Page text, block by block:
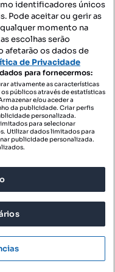
NA:
S.A.
identificadores únicos
Pode aceitar ou gerir as
momento na
escolhas serão
afetarão os dados de
de Privacidade
para fornecermos:
ativamente as características
públicos através de estatísticas
e/ou aceder a
da publicidade. Criar perfis
personalizada.
para selecionar
Utilizar dados limitados para
publicidade personalizada.